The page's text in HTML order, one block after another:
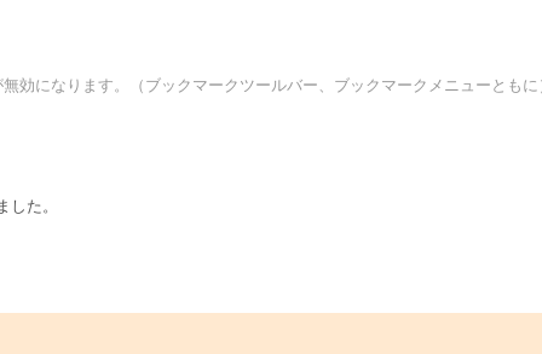
効になります。（ブックマークツールバー、ブックマークメニューともに
た。